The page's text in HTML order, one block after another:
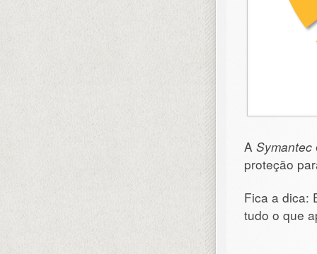
A Symantec
proteção
Fica a dica:
tudo o que